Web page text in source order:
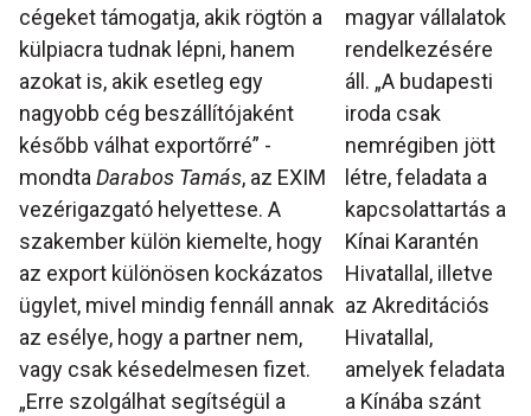
cégeket támogatja, akik rögtön a
külpiacra tudnak lépni, hanem
azokat is, akik esetleg egy
nagyobb cég beszállítójaként
később válhat exportőrré” -
mondtaDarabos Tamás, az EXIM
vezérigazgató helyettese. A
szakember külön kiemelte, hogy
az export különösen kockázatos
ügylet, mivel mindig fennáll annak
az esélye, hogy a partner nem,
vagy csak késedelmesen fizet.
„Erre szolgálhat segítségül a
magyar vállalatok
rendelkezésére
áll. „A budapesti
iroda csak
nemrégiben jött
létre, feladata a
kapcsolattartás a
Kínai Karantén
Hivatallal, illetve
az Akreditációs
Hivatallal,
amelyek feladata
a Kínába szánt